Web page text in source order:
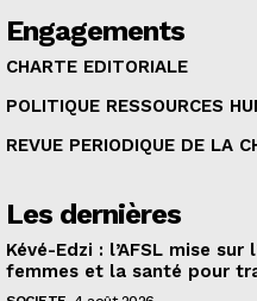
Engagements
CHARTE EDITORIALE
POLITIQUE RESSOURCES
REVUE PERIODIQUE DE LA
Les dernières
Kévé-Edzi : l’AFSL mise
femmes et la santé pour